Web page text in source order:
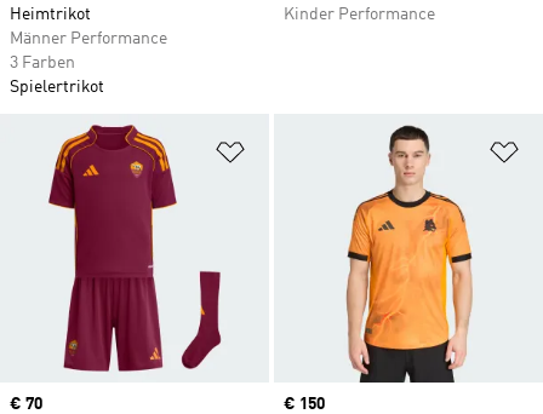
Heimtrikot
Männer Performance
3 Farben
Spielertrikot
Kinder Performance
Zur Wunschliste hinzufügen
Price
€ 70
Price
€ 150